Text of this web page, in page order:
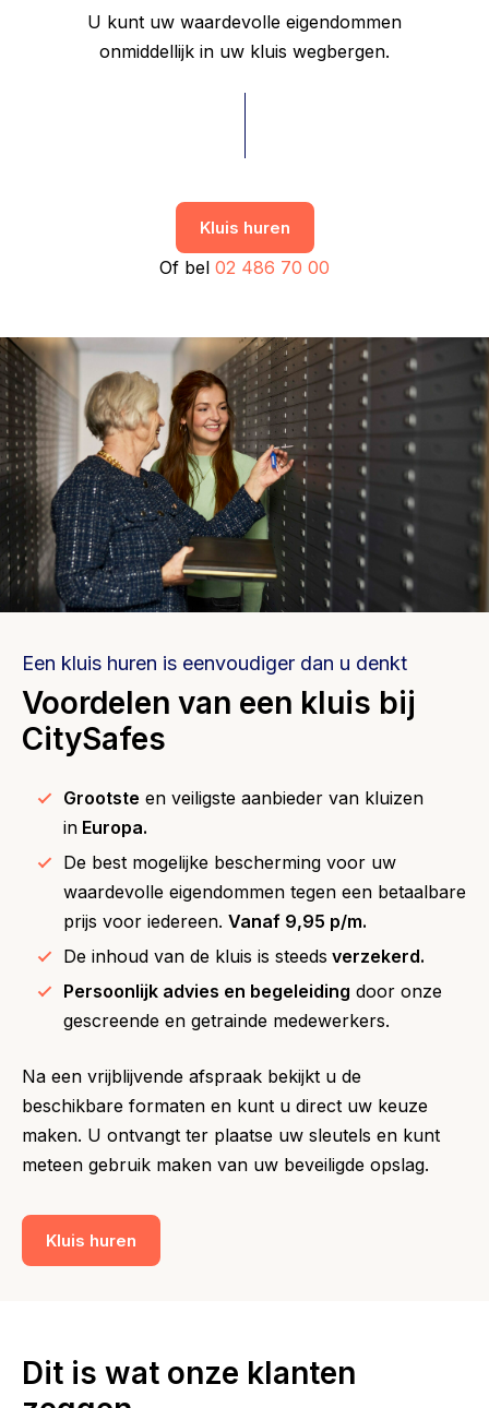
U kunt uw waardevolle eigendommen
onmiddellijk in uw kluis wegbergen.
Kluis huren
Of bel 02 486 70 00
Een kluis huren is eenvoudiger dan u denkt
Voordelen van een kluis bij
CitySafes
Grootste en veiligste aanbieder van kluizen
in Europa.
De best mogelijke bescherming voor uw
waardevolle eigendommen tegen een betaalbare
prijs voor iedereen. Vanaf 9,95 p/m.
De inhoud van de kluis is steeds verzekerd.
Persoonlijk advies en begeleiding door onze
gescreende en getrainde medewerkers.
Na een vrijblijvende afspraak bekijkt u de
beschikbare formaten en kunt u direct uw keuze
maken. U ontvangt ter plaatse uw sleutels en kunt
meteen gebruik maken van uw beveiligde opslag.
Kluis huren
Dit is wat onze klanten